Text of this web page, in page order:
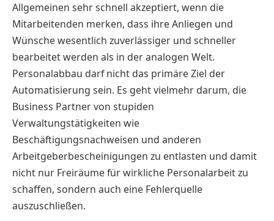
Allgemeinen sehr schnell akzeptiert, wenn die
Mitarbeitenden merken, dass ihre Anliegen und
Wünsche wesentlich zuverlässiger und schneller
bearbeitet werden als in der analogen Welt.
Personalabbau darf nicht das primäre Ziel der
Automatisierung sein. Es geht vielmehr darum, die
Business Partner von stupiden
Verwaltungstätigkeiten wie
Beschäftigungsnachweisen und anderen
Arbeitgeberbescheinigungen zu entlasten und damit
nicht nur Freiräume für wirkliche Personalarbeit zu
schaffen, sondern auch eine Fehlerquelle
auszuschließen.